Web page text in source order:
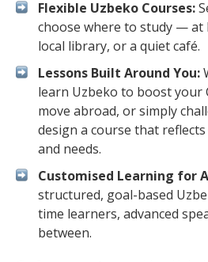
Flexible Uzbeko Courses:
choose where to study — at
local library, or a quiet café.
Lessons Built Around You:
learn Uzbeko to boost your
move abroad, or simply
design a course that
and needs.
Customised Learning for
structured, goal-based
time learners, advanced
between.